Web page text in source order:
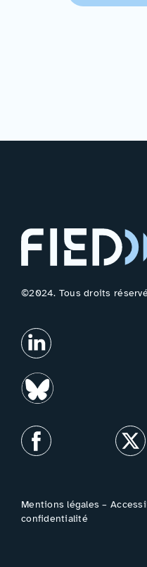
©2024. Tous droits
Mentions légales –
confidentialité